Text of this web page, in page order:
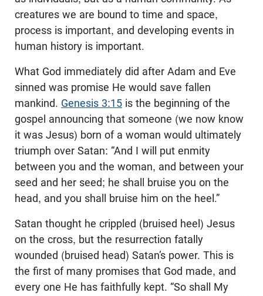
creatures we are bound to time and space,
process is important, and developing events in
human history is important.
What God immediately did after Adam and Eve
sinned was promise He would save fallen
mankind. Genesis 3:15 is the beginning of the
gospel announcing that someone (we now know
it was Jesus) born of a woman would ultimately
triumph over Satan: “And I will put enmity
between you and the woman, and between your
seed and her seed; he shall bruise you on the
head, and you shall bruise him on the heel.”
Satan thought he crippled (bruised heel) Jesus
on the cross, but the resurrection fatally
wounded (bruised head) Satan’s power. This is
the first of many promises that God made, and
every one He has faithfully kept. “So shall My